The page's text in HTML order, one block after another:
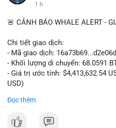
1 h
🚨 CẢNH BÁO WHALE ALERT -
Chi tiết giao dịch:
- Mã giao dịch:
- Khối lượng di chuyển: 68.0591
- Giá trị ước tính: $4,413,632.54
USD)
luân chuyển trong một giao dịch
Đọc thêm